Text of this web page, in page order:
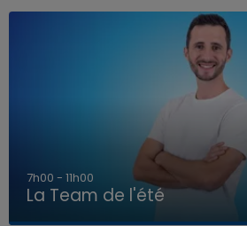
7h00 - 11h00
La Team de l'été